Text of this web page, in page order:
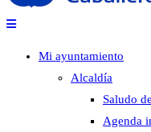
Mi ayuntamiento
Alcaldía
Saludo
Agenda